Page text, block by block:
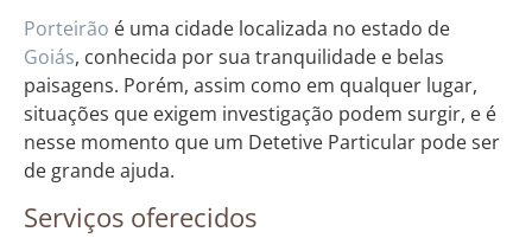
Porteirão é uma cidade localizada no estado de
Goiás, conhecida por sua tranquilidade e belas
paisagens. Porém, assim como em qualquer lugar,
situações que exigem investigação podem surgir, e é
nesse momento que um Detetive Particular pode ser
de grande ajuda.
Serviços oferecidos